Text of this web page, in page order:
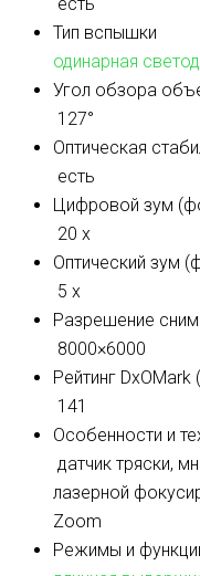
Тип вспышки
одинарная
Угол обзора
127°
Оптическая
есть
Цифровой зум
20 x
Оптический зум
5 x
Разрешение
8000×6000
Рейтинг
141
Особенности и
датчик тряски,
лазерной
Zoom
Режимы и